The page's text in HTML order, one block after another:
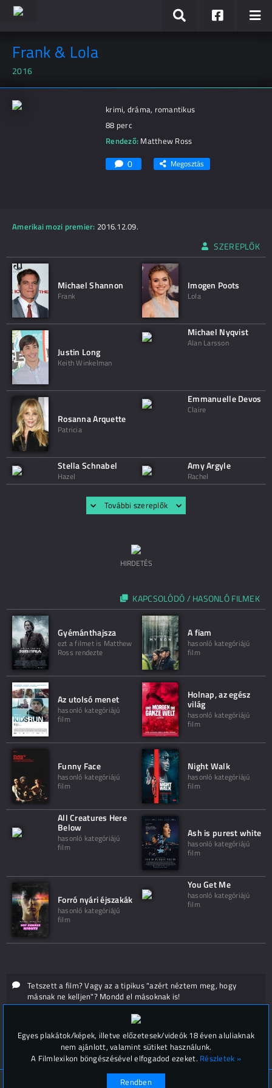
Frank & Lola
2016
krimi, dráma, romantikus
88 perc
Rendező: Matthew Ross
0 Megosztás
Amerikai mozi premier: 2016.12.09.
SZEREPLŐK
Michael Shannon
Frank
Imogen Poots
Lola
Justin Long
Keith Winkelman
Michael Nyqvist
Alan Larsson
Rosanna Arquette
Patricia
Emmanuelle Devos
Claire
Stella Schnabel
Hazel
Amy Argyle
Rachel
További szereplők
HIRDETÉS
KAPCSOLÓDÓ / HASONLÓ FILMEK
Gyémánthajsza
ezt a filmet is Matthew
Ross rendezte
A fiam
hasonló kategóriájú
film
Az utolsó menet
hasonló kategóriájú
film
Holnap, az egész
világ
hasonló kategóriájú
film
Funny Face
hasonló kategóriájú
film
Night Walk
hasonló kategóriájú
film
All Creatures Here
Below
hasonló kategóriájú
film
Ash is purest white
hasonló kategóriájú
film
Forró nyári éjszakák
hasonló kategóriájú
film
You Get Me
hasonló kategóriájú
film
Tetszett a film? Vagy az a tipikus "azért néztem meg, hogy
másnak ne kelljen"? Mondd el másoknak is!
Hozzászólások (
© Filmlexikon 2019-2026 Kapcsolat, impresszum
Egyes plakátok/képek, illetve előzetesek/videók 18 éven aluliaknak
nem ajánlott, valamint sütiket használunk.
A Filmlexikon böngészésével elfogadod ezeket. Részletek »
Rendben